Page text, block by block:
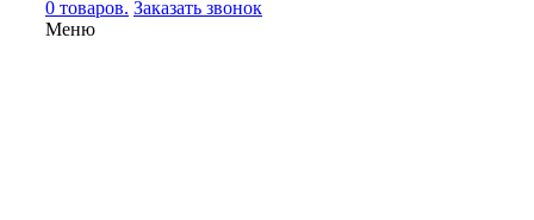
0 товаров. Заказать звонок
Меню